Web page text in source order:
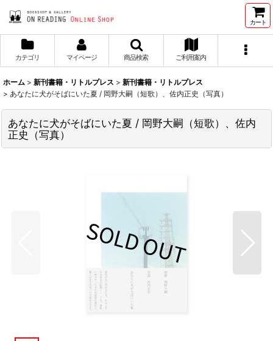
カート
カテゴリ マイページ 商品検索 ご利用案内
ホーム > 新刊書籍・リトルプレス > 新刊書籍・リトルプレス
> あなたに犬がそばにいた夏 / 岡野大嗣（短歌）、佐内正史（写真）
あなたに犬がそばにいた夏 / 岡野大嗣（短歌）、佐内
正史（写真）